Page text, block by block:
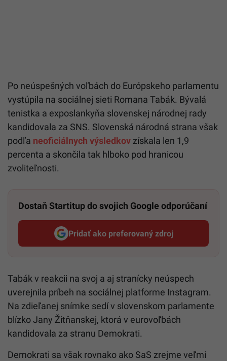
Po neúspešných voľbách do Európskeho parlamentu
vystúpila na sociálnej sieti Romana Tabák. Bývalá
tenistka a exposlankyňa slovenskej národnej rady
kandidovala za SNS. Slovenská národná strana však
podľa neoficiálnych výsledkov získala len 1,9
percenta a skončila tak hlboko pod hranicou
zvoliteľnosti.
Dostaň Startitup do svojich Google odporúčaní
Pridať ako preferovaný zdroj
Startitup, odkaz sa otvorí v
Tabák v reakcii na svoj a aj stranícky neúspech
uverejnila príbeh na sociálnej platforme Instagram.
Na zdieľanej snímke sedí v slovenskom parlamente
blízko Jany Žitňanskej, ktorá v eurovoľbách
kandidovala za stranu Demokrati.
Demokrati sa však rovnako ako SaS zrejme veľmi